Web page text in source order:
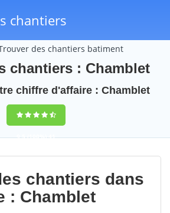
chantiers
des chantiers batiment
chantiers : Chamblet
chiffre d'affaire : Chamblet
9,5(100%)41
votes
chantiers dans
: Chamblet